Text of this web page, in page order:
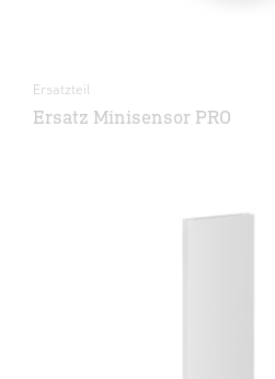
Ersatzteil
Ersatz Minisensor PRO